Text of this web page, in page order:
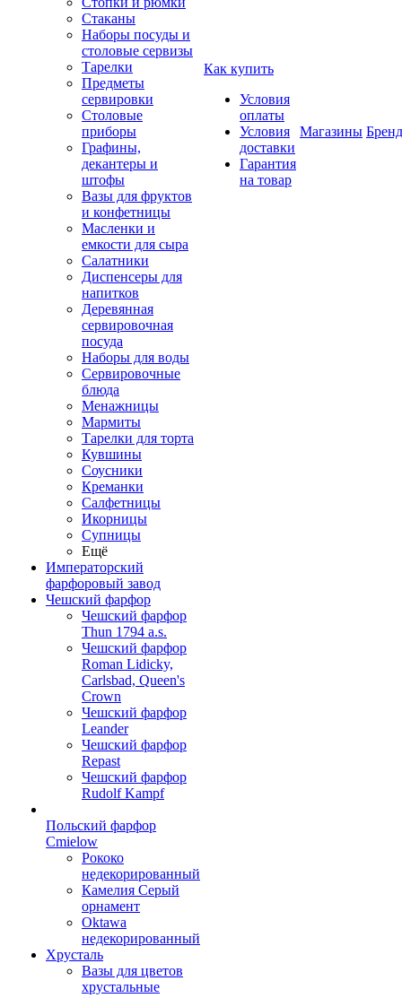
Стаканы
Наборы посуды и
столовые сервизы
Тарелки
Предметы
сервировки
Столовые
приборы
Графины,
декантеры и
штофы
Вазы для фруктов
и конфетницы
Масленки и
емкости для сыра
Салатники
Диспенсеры для
напитков
Деревянная
сервировочная
посуда
Наборы для воды
Сервировочные
блюда
Менажницы
Мармиты
Тарелки для торта
Кувшины
Соусники
Креманки
Салфетницы
Икорницы
Супницы
Ещё
Императорский
фарфоровый завод
Чешский фарфор
Чешский фарфор
Thun 1794 a.s.
Чешский фарфор
Roman Lidicky,
Carlsbad, Queen's
Crown
Чешский фарфор
Leander
Чешский фарфор
Repast
Чешский фарфор
Rudolf Kampf
Польский фарфор
Сmielow
Рококо
недекорированный
Камелия Серый
орнамент
Oktawa
недекорированный
Хрусталь
Вазы для цветов
хрустальные
Как купить
Условия
оплаты
Условия
доставки
Гарантия
на товар
Магазины